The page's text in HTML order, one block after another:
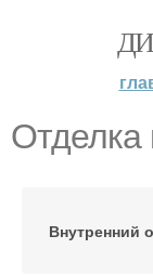
Отделка
Внутренний